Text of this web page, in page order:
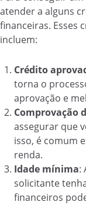
atender a alguns
financeiras. Esses
incluem:
Crédito
torna o
aprovação e
Comprovação
assegurar que
isso, é comum
renda.
Idade mínima:
solicitante
financeiros